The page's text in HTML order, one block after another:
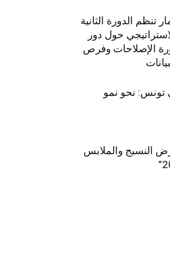
تنظم الدورة الثانية
حول دور
الإصلاحات وفرص
تونس: نحو نمو
النسيج والملابس